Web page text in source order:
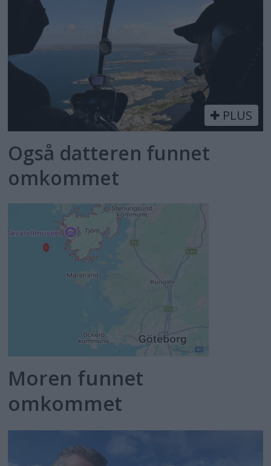
PLUS
Også datteren funnet
omkommet
Moren funnet
omkommet